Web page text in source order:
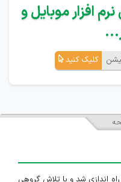
افزار موبایل و
کلیک کنید
سایت ایران استخدام در تاریخ ۱۳۹۱/۱/۱۰ راه اندازی شد و با تلاش گروهی